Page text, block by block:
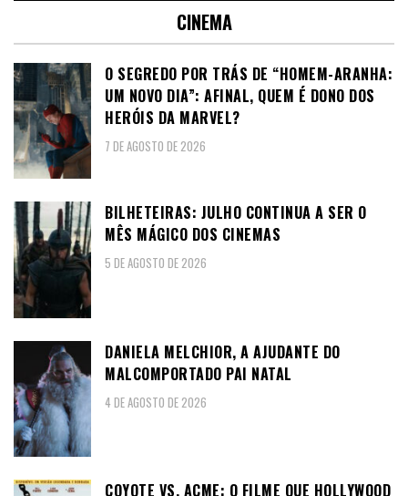
CINEMA
O SEGREDO POR TRÁS DE “HOMEM-ARANHA:
UM NOVO DIA”: AFINAL, QUEM É DONO DOS
HERÓIS DA MARVEL?
7 DE AGOSTO DE 2026
BILHETEIRAS: JULHO CONTINUA A SER O
MÊS MÁGICO DOS CINEMAS
5 DE AGOSTO DE 2026
DANIELA MELCHIOR, A AJUDANTE DO
MALCOMPORTADO PAI NATAL
4 DE AGOSTO DE 2026
COYOTE VS. ACME: O FILME QUE HOLLYWOOD